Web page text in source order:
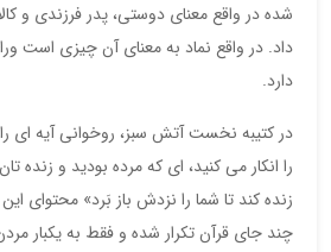
شده در واقع معنای دوستی، پدر فرزندی و
داد. در واقع نماد به معنای آن چیزی است
دارد.
در کتیبه نخست آتش سبز، روخوانی آیه ای
را انکار می کنید، ای که مرده بودید و زنده
زنده کند تا شما را نزدش باز بَرد» محتوای
چند جای قرآن تکرار شده و فقط به یکبار